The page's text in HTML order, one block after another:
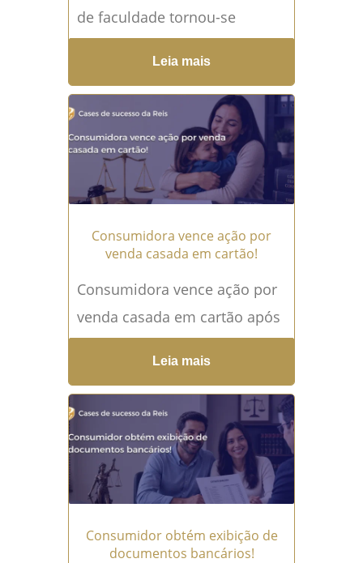
de faculdade tornou-se
necessária depois que L.V.S.
passou a receber cobranças
relacionadas a um curso que,
segundo relatou à...Leia mais
→
Leia mais
Consumidora vence ação por
venda casada em cartão!
Consumidora vence ação por
venda casada em cartão após
descobrir que dois seguros
que afirmava não ter
contratado estavam sendo
cobrados mensalmente em...
Leia mais →
Leia mais
Consumidor obtém exibição de
documentos bancários!